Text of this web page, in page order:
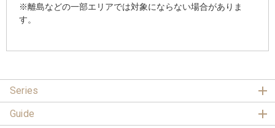
※離島などの一部エリアでは対象にならない場合がありま
す。
Series
Guide